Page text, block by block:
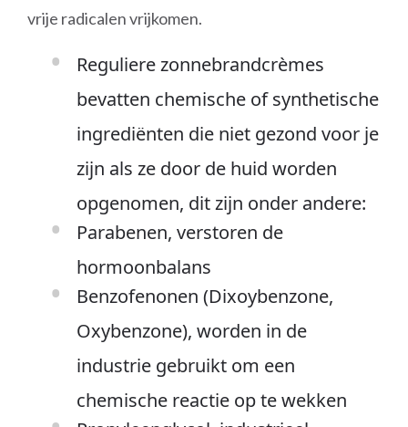
vrije radicalen vrijkomen.
Reguliere zonnebrandcrèmes
bevatten chemische of synthetische
ingrediënten die niet gezond voor je
zijn als ze door de huid worden
opgenomen, dit zijn onder andere:
Parabenen, verstoren de
hormoonbalans
Benzofenonen (Dixoybenzone,
Oxybenzone), worden in de
industrie gebruikt om een
chemische reactie op te wekken